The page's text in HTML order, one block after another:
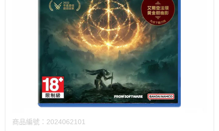
商品編號： 2024062101